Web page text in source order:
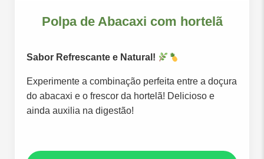
Polpa de Abacaxi com hortelã
Sabor Refrescante e Natural!
Experimente a combinação perfeita entre a doçura
do abacaxi e o frescor da hortelã! Delicioso e
ainda auxilia na digestão!